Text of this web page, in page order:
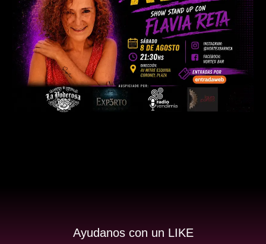
Ayudanos con un LIKE